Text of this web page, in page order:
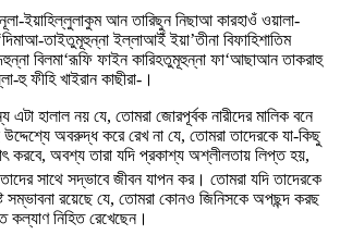
ইয়াহিল্লুলাকুম আন তারিছুন নিছাআ কারহাওঁ ওয়ালা-
তাইতুমূহুন্না ইল্লাআইঁ ইয়া’তীনা বিফাহিশাতিম
বিলমা‘রূফি ফাইন কারিহতুমূহুন্না ফা‘আছাআন তাকরাহু
ফীহি খাইরান কাছীরা-।
হালাল নয় যে, তোমরা জোরপূর্বক নারীদের মালিক বনে
অবরুদ্ধ করে রেখ না যে, তোমরা তাদেরকে যা-কিছু
করবে, অবশ্য তারা যদি প্রকাশ্য অশ্লীলতায় লিপ্ত হয়,
সাথে সদ্ভাবে জীবন যাপন কর। তোমরা যদি তাদেরকে
সম্ভাবনা রয়েছে যে, তোমরা কোনও জিনিসকে অপছন্দ করছ
নিহিত রেখেছেন।